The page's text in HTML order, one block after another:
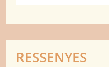
RESSENYES